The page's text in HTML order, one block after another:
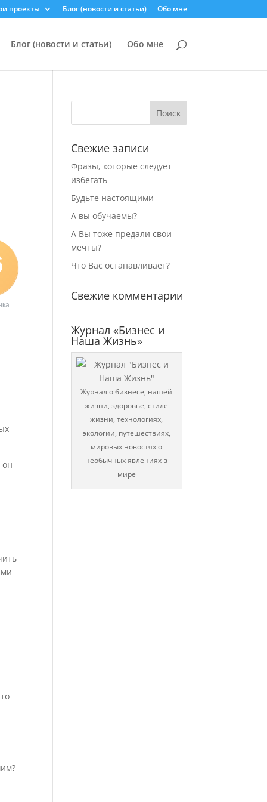
проекты Блог (новости и статьи) Обо мне
Блог (новости и статьи) Обо мне
он
Свежие записи
Фразы, которые следует
избегать
Будьте настоящими
А вы обучаемы?
А Вы тоже предали свои
мечты?
Что Вас останавливает?
Свежие комментарии
Журнал «Бизнес и
Наша Жизнь»
Журнал о бизнесе, нашей
жизни, здоровье, стиле
жизни, технологиях,
экологии, путешествиях,
мировых новостях о
необычных явлениях в
мире